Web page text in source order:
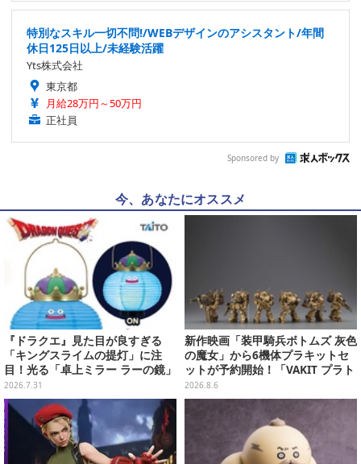
特別なスキル一切不問!/WEBデザインのアシスタント/年間
休日125日以上/未経験活躍
Yts株式会社
東京都
月給28万円～50万円
正社員
Sponsored by
今、あなたにオススメ
『ドラクエ』見た目が良すぎる
「キングスライムの提灯」に注
目！光る「卓上ミラー ラーの鏡」
ほか6プライズが8月順次展開
2026.7.31
新作映画「装甲騎兵ボトムズ 灰色
の魔女」から6機体プラキットセ
ットが予約開始！「VAKIT プラト
ーン」第1弾、各部関節可動仕様
2026.8.6